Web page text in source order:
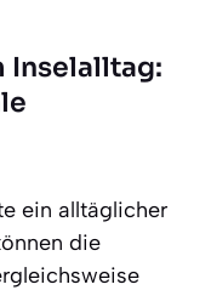
Inselalltag:
ein alltäglicher
die